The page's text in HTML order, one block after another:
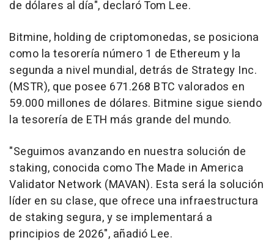
de dólares al día", declaróTom Lee.
Bitmine, holding de criptomonedas, se posiciona
como la tesorería número 1 de Ethereum y la
segunda a nivel mundial, detrás de Strategy Inc.
(MSTR), que posee 671.268 BTC valorados en
59.000 millones de dólares. Bitmine sigue siendo
la tesorería de ETH más grande del mundo.
"Seguimos avanzando en nuestra solución de
staking, conocida como The Made in America
Validator Network (MAVAN). Esta será la solución
líder en su clase, que ofrece una infraestructura
de staking segura, y se implementará a
principios de 2026", añadió Lee.